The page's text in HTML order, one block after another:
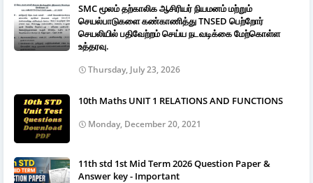
SMC மூலம் தற்காலிக ஆசிரியர் நியமனம் மற்றும்
செயல்பாடுகளை கண்காணித்து TNSED பெற்றோர்
செயலியில் பதிவேற்றம் செய்ய நடவடிக்கை மேற்கொள்ள
உத்தரவு.
Thursday, July 23, 2026
10th Maths UNIT 1 RELATIONS AND FUNCTIONS
Monday, December 20, 2021
11th std 1st Mid Term 2026 Question Paper &
Answer key - Important